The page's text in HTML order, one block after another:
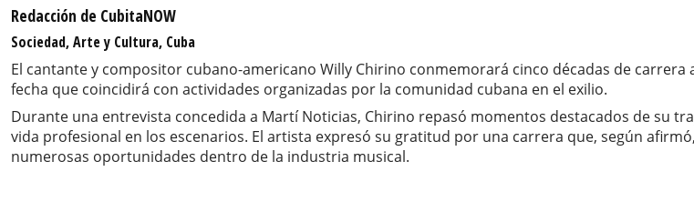
Redacción de CubitaNOW
Sociedad, Arte y Cultura, Cuba
El cantante y compositor cubano-americano Willy Chirino conmemorará cinco décadas de
fecha que coincidirá con actividades organizadas por la comunidad cubana en el exilio.
Durante una entrevista concedida a Martí Noticias, Chirino repasó momentos destacados de su
vida profesional en los escenarios. El artista expresó su gratitud por una carrera que, según
numerosas oportunidades dentro de la industria musical.